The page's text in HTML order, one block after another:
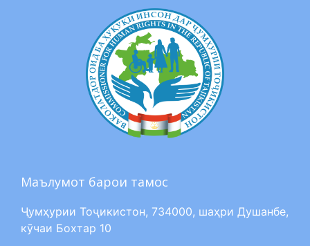
Маълумот барои тамос
Ҷумҳурии Тоҷикистон, 734000, шаҳри Душанбе,
кӯчаи Бохтар 10